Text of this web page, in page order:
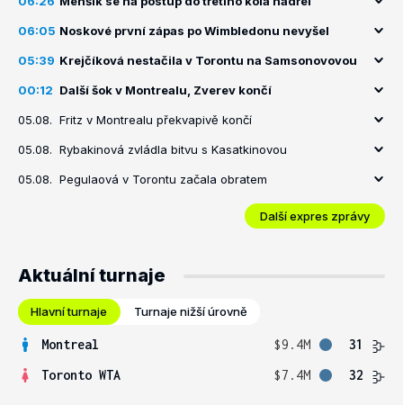
06:05 Noskové první zápas po Wimbledonu nevyšel
05:39 Krejčíková nestačila v Torontu na Samsonovovou
00:12 Další šok v Montrealu, Zverev končí
05.08. Fritz v Montrealu překvapivě končí
05.08. Rybakinová zvládla bitvu s Kasatkinovou
05.08. Pegulaová v Torontu začala obratem
Další expres zprávy
Aktuální turnaje
Hlavní turnaje Turnaje nižší úrovně
Montreal $9.4M
31
Toronto WTA
$7.4M 32